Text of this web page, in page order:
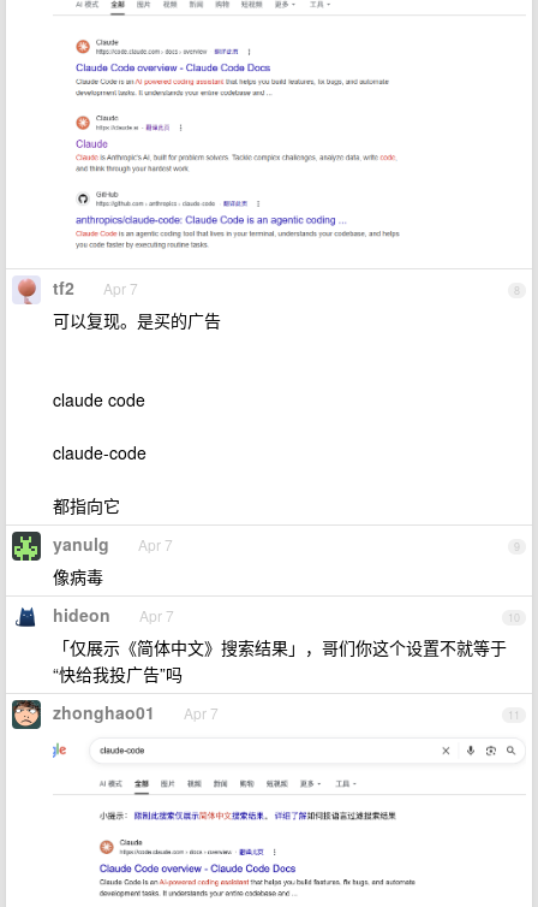
8
tf2 Apr 7
可以复现。是买的广告
claude code
claude-code
都指向它
9
yanulg Apr 7
像病毒
10
hideon Apr 7
「仅展示《简体中文》搜索结果」，哥们你这个设置不就等于
“快给我投广告”吗
11
zhonghao01 Apr 7